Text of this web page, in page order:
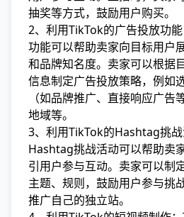
抽奖等方式，鼓励用户购买。
2、利用TikTok的广告投放功
功能可以帮助卖家向目标用户
和品牌知名度。卖家可以根据
信息制定广告投放策略，例如
（如品牌推广、直接响应广告
地域等。
3、利用TikTok的Hashtag挑
Hashtag挑战活动可以帮助卖
引用户参与互动。卖家可以制
主题、规则，鼓励用户参与挑
推广自己的独立站。